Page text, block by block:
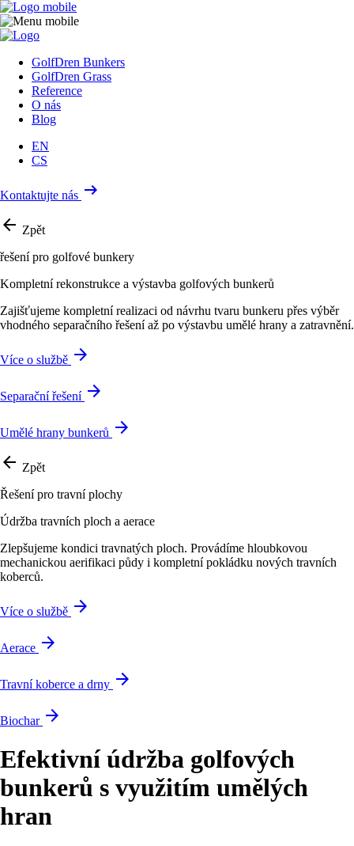
GolfDren Bunkers
GolfDren Grass
Reference
O nás
Blog
EN
CS
Kontaktujte nás arrow_right_alt
arrow_back Zpět
řešení pro golfové bunkery
Kompletní rekonstrukce a výstavba golfových bunkerů
Zajišťujeme kompletní realizaci od návrhu tvaru bunkeru přes výběr
vhodného separačního řešení až po výstavbu umělé hrany a zatravnění.
Více o službě arrow_forward
Separační řešení arrow_forward
Umělé hrany bunkerů arrow_forward
arrow_back Zpět
Řešení pro travní plochy
Údržba travních ploch a aerace
Zlepšujeme kondici travnatých ploch. Provádíme hloubkovou
mechanickou aerifikaci půdy i kompletní pokládku nových travních
koberců.
Více o službě arrow_forward
Aerace arrow_forward
Travní koberce a drny arrow_forward
Biochar arrow_forward
Efektivní údržba golfových
bunkerů s využitím umělých
hran